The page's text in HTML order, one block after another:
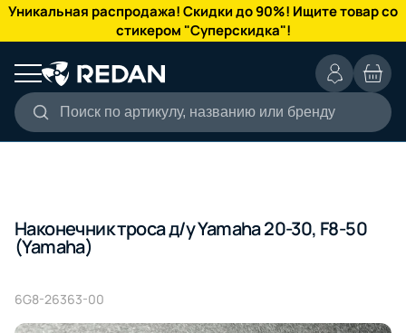
Уникальная распродажа! Скидки до 90%! Ищите товар со
стикером "Суперскидка"!
Поиск по артикулу, названию или бренду
КАТАЛОГ
Наконечник троса д/у Yamaha 20-30, F8-50
(Yamaha)
6G8-26363-00